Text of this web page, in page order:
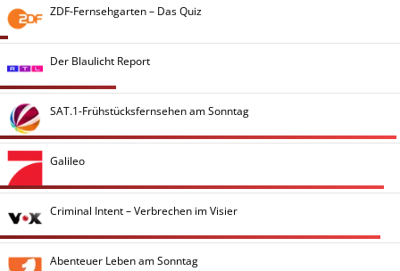
ZDF-Fernsehgarten – Das Quiz
Der Blaulicht Report
SAT.1-Frühstücksfernsehen am Sonntag
Galileo
Criminal Intent – Verbrechen im Visier
Abenteuer Leben am Sonntag